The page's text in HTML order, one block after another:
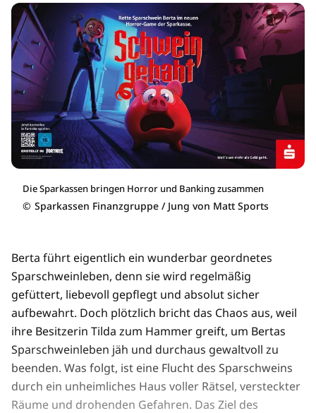
Die Sparkassen bringen Horror und Banking zusammen
© Sparkassen Finanzgruppe / Jung von Matt Sports
Berta führt eigentlich ein wunderbar geordnetes
Sparschweinleben, denn sie wird regelmäßig
gefüttert, liebevoll gepflegt und absolut sicher
aufbewahrt. Doch plötzlich bricht das Chaos aus, weil
ihre Besitzerin Tilda zum Hammer greift, um Bertas
Sparschweinleben jäh und durchaus gewaltvoll zu
beenden. Was folgt, ist eine Flucht des Sparschweins
durch ein unheimliches Haus voller Rätsel, versteckter
Räume und drohenden Gefahren. Das Ziel des